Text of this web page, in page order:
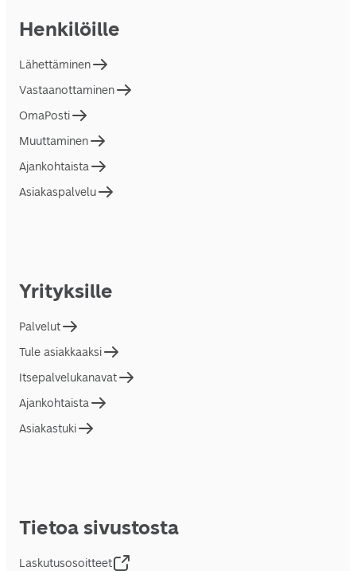
Henkilöille
Lähettäminen
Vastaanottaminen
OmaPosti
Muuttaminen
Ajankohtaista
Asiakaspalvelu
Yrityksille
Palvelut
Tule asiakkaaksi
Itsepalvelukanavat
Ajankohtaista
Asiakastuki
Tietoa sivustosta
Laskutusosoitteet